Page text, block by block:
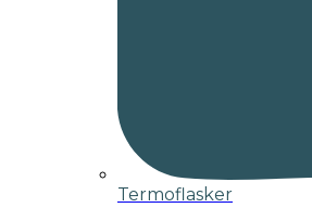
Termoflasker